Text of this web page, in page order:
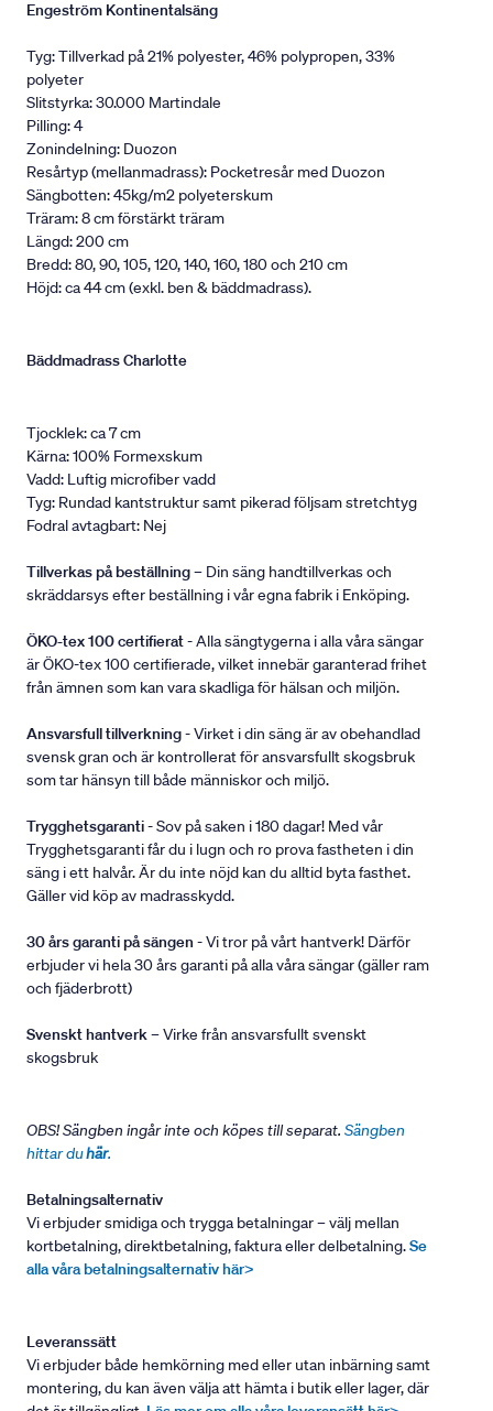
Engeström Kontinentalsäng
Tyg: Tillverkad på 21% polyester, 46% polypropen, 33%
polyeter
Slitstyrka: 30.000 Martindale
Pilling: 4
Zonindelning: Duozon
Resårtyp (mellanmadrass): Pocketresår med Duozon
Sängbotten: 45kg/m2 polyeterskum
Träram: 8 cm förstärkt träram
Längd: 200 cm
Bredd: 80, 90, 105, 120, 140, 160, 180 och 210 cm
Höjd: ca 44 cm (exkl. ben & bäddmadrass).
Bäddmadrass Charlotte
Tjocklek: ca 7 cm
Kärna: 100% Formexskum
Vadd: Luftig microfiber vadd
Tyg: Rundad kantstruktur samt pikerad följsam stretchtyg
Fodral avtagbart: Nej
Tillverkas på beställning– Din säng handtillverkas och
skräddarsys efter beställning i vår egna fabrik i Enköping.
ÖKO-tex 100 certifierat- Alla sängtygerna i alla våra sängar
är ÖKO-tex 100 certifierade, vilket innebär garanterad frihet
från ämnen som kan vara skadliga för hälsan och miljön.
Ansvarsfull tillverkning- Virket i din säng är av obehandlad
svensk gran och är kontrollerat för ansvarsfullt skogsbruk
som tar hänsyn till både människor och miljö.
Trygghetsgaranti- Sov på saken i 180 dagar! Med vår
Trygghetsgaranti får du i lugn och ro prova fastheten i din
säng i ett halvår. Är du inte nöjd kan du alltid byta fasthet.
Gäller vid köp av madrasskydd.
30 års garanti på sängen - Vi tror på vårt hantverk! Därför
erbjuder vi hela 30 års garanti på alla våra sängar (gäller ram
och fjäderbrott)
Svenskt hantverk– Virke från ansvarsfullt svenskt
skogsbruk
OBS! Sängben ingår inte och köpes till separat. Sängben
hittar duhär.
Betalningsalternativ
Vi erbjuder smidiga och trygga betalningar – välj mellan
kortbetalning, direktbetalning, faktura eller delbetalning.Se
alla våra betalningsalternativ här>
Leveranssätt
Vi erbjuder både hemkörning med eller utan inbärning samt
montering, du kan även välja att hämta i butik eller lager, där